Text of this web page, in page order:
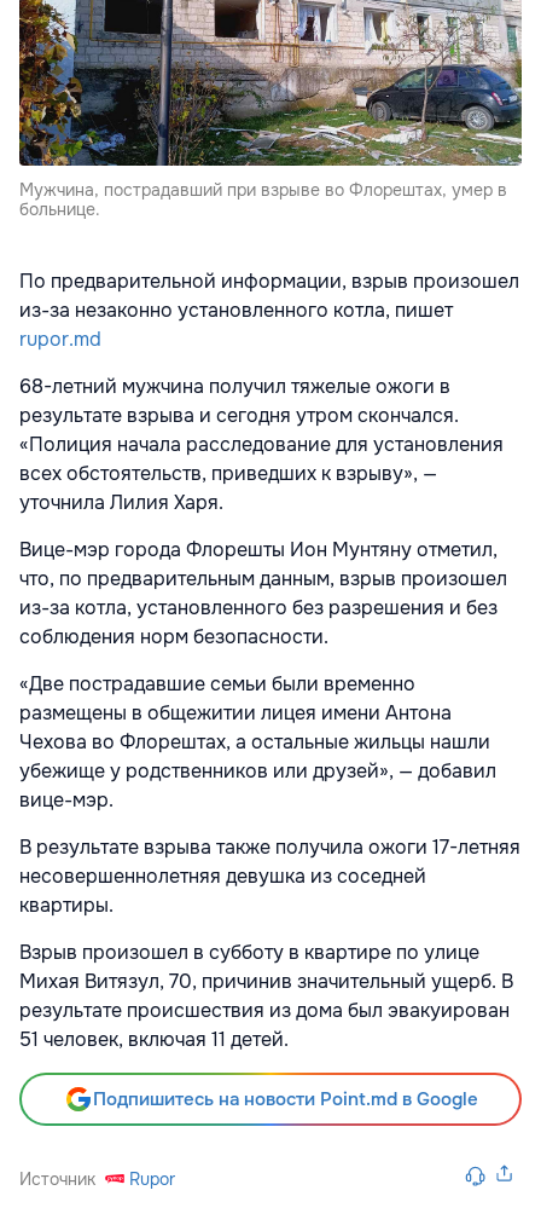
Мужчина, пострадавший при взрыве во Флорештах, умер в
больнице.
По предварительной информации, взрыв произошел
из-за незаконно установленного котла, пишет
rupor.md
68-летний мужчина получил тяжелые ожоги в
результате взрыва и сегодня утром скончался.
«Полиция начала расследование для установления
всех обстоятельств, приведших к взрыву», —
уточнила Лилия Харя.
Вице-мэр города Флорешты Ион Мунтяну отметил,
что, по предварительным данным, взрыв произошел
из-за котла, установленного без разрешения и без
соблюдения норм безопасности.
«Две пострадавшие семьи были временно
размещены в общежитии лицея имени Антона
Чехова во Флорештах, а остальные жильцы нашли
убежище у родственников или друзей», — добавил
вице-мэр.
В результате взрыва также получила ожоги 17-летняя
несовершеннолетняя девушка из соседней
квартиры.
Взрыв произошел в субботу в квартире по улице
Михая Витязул, 70, причинив значительный ущерб. В
результате происшествия из дома был эвакуирован
51 человек, включая 11 детей.
Подпишитесь на новости Point.md в Google
Источник Rupor